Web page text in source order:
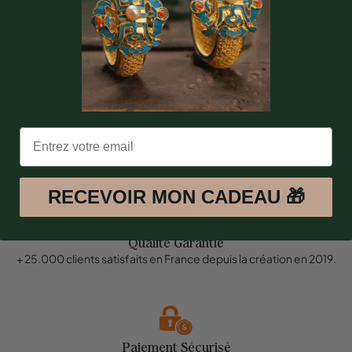
Pierres Naturelles
sélectionnons les plus belles pierres semi-précieuses pour vos
Qualité Garantie
+ 25.000 clients satisfaits en France depuis la création en 2019.
Paiement Sécurisé
RECEVOIR MON CADEAU 🎁